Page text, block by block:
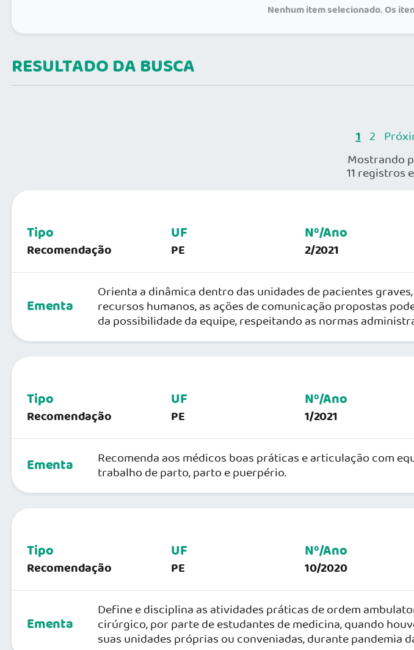
Nenhum item selecionado. Os
RESULTADO DA BUSCA
1 2
Mostrando
11 registros
Tipo
Recomendação
UF
PE
Nº/Ano
2/2021
Ementa
Orienta a dinâmica dentro das unidades de pacientes
recursos humanos, as ações de comunicação propostas
da possibilidade da equipe, respeitando as normas
Tipo
Recomendação
UF
PE
Nº/Ano
1/2021
Ementa
Recomenda aos médicos boas práticas e articulação com
trabalho de parto, parto e puerpério.
Tipo
Recomendação
UF
PE
Nº/Ano
10/2020
Ementa
Define e disciplina as atividades práticas de ordem
cirúrgico, por parte de estudantes de medicina, quando
suas unidades próprias ou conveniadas, durante pandemia